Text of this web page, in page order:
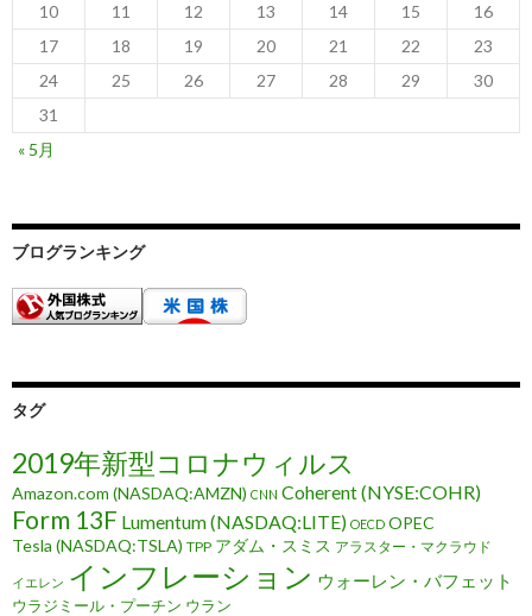
10
11 12 13 14 15
16
17
18 19 20 21 22
23
24
25 26 27 28 29
30
31
« 5月
ブログランキング
タグ
2019年新型コロナウィルス
Amazon.com (NASDAQ:AMZN) CNN Coherent (NYSE:COHR)
Form 13F Lumentum (NASDAQ:LITE) OECD OPEC
Tesla (NASDAQ:TSLA) TPP アダム・スミス アラスター・マクラウド
イエレン インフレーション ウォーレン・バフェット
ウラジミール・プーチン ウラン